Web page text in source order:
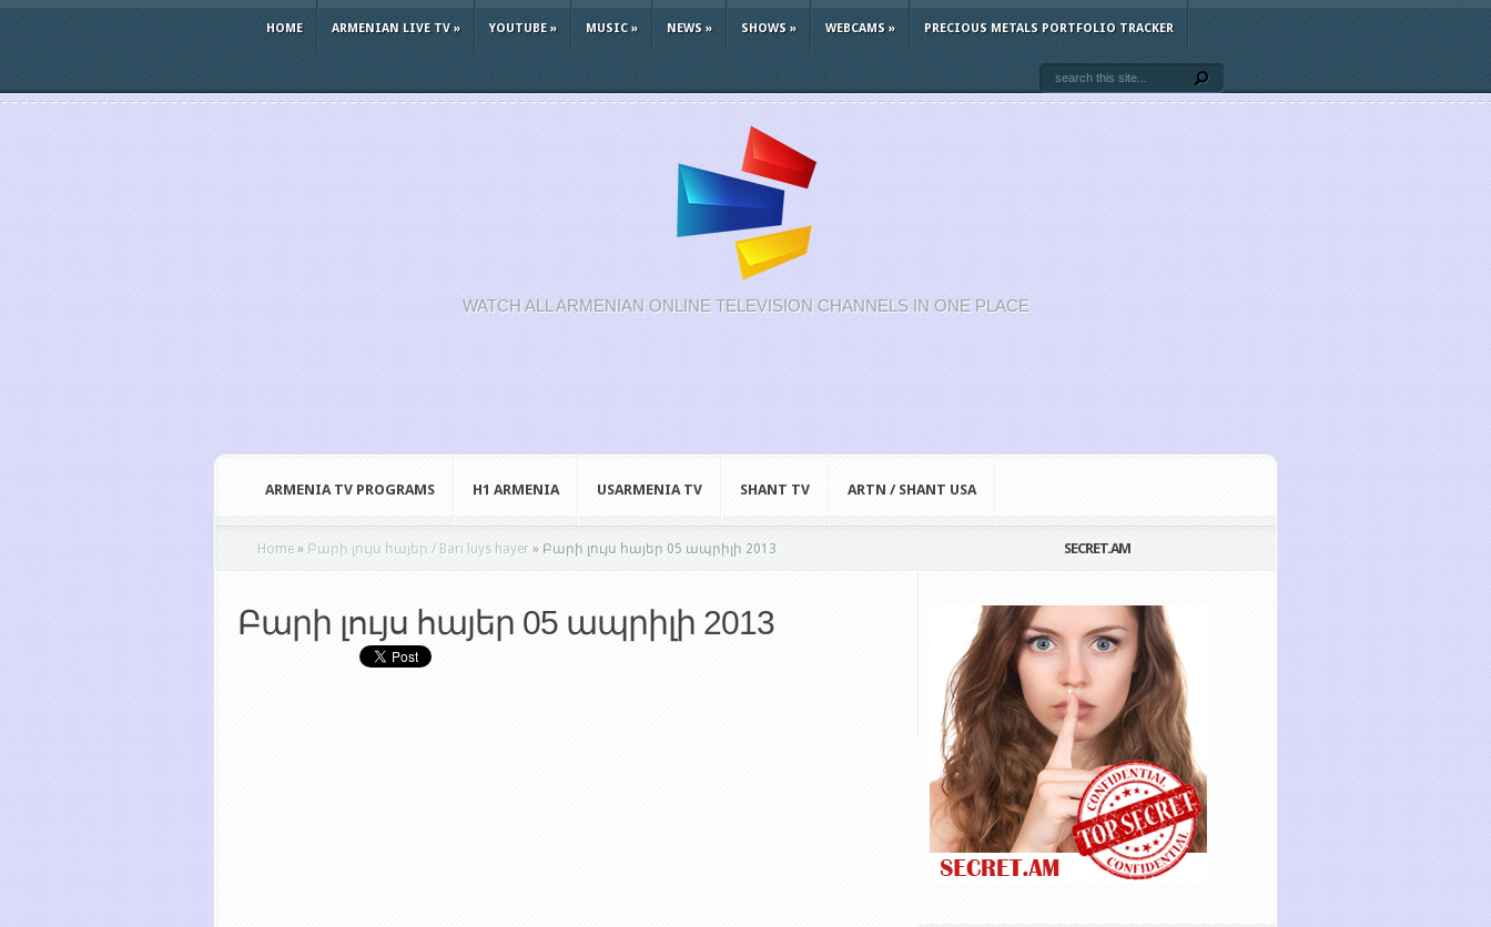
HOME ARMENIAN LIVE TV» YOUTUBE» MUSIC» NEWS » SHOWS » WEBCAMS » PRECIOUS METALS PORTFOLIO TRACKER
WATCH ALL ARMENIAN ONLINE TELEVISION CHANNELS IN ONE PLACE
ARMENIA TV PROGRAMS H1 ARMENIA USARMENIA TV SHANT TV ARTN / SHANT USA
Home » Բարի լույս հայեր / Bari luys hayer » Բարի լույս հայեր 05 ապրիլի 2013
Բարի լույս հայեր 05 ապրիլի 2013
SECRET.AM